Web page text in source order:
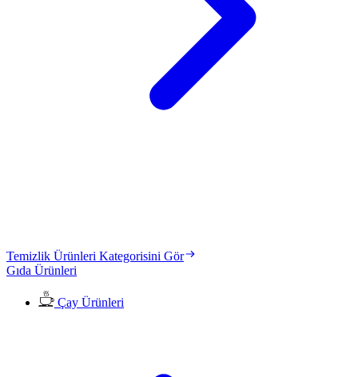
Temizlik Ürünleri Kategorisini Gör
Gıda Ürünleri
Çay Ürünleri